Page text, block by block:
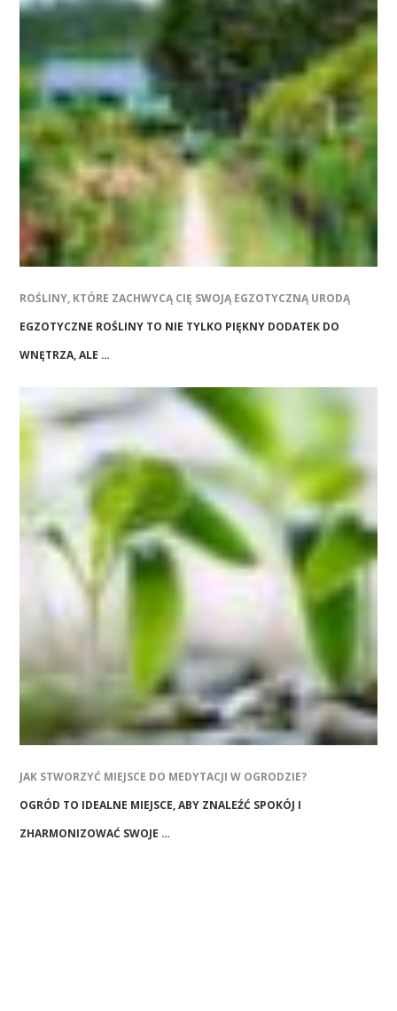
ROŚLINY, KTÓRE ZACHWYCĄ CIĘ SWOJĄ EGZOTYCZNĄ URODĄ
EGZOTYCZNE ROŚLINY TO NIE TYLKO PIĘKNY DODATEK DO
WNĘTRZA, ALE …
JAK STWORZYĆ MIEJSCE DO MEDYTACJI W OGRODZIE?
OGRÓD TO IDEALNE MIEJSCE, ABY ZNALEŹĆ SPOKÓJ I
ZHARMONIZOWAĆ SWOJE …